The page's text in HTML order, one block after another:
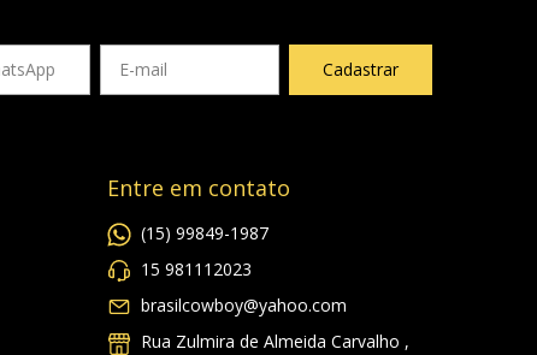
Entre em contato
(15) 99849-1987
15 981112023
brasilcowboy@yahoo.com
Rua Zulmira de Almeida Carvalho ,